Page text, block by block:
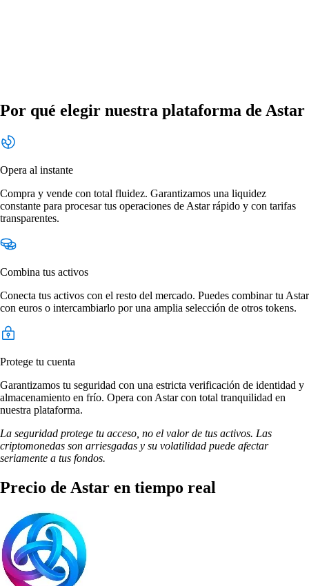
Por qué elegir nuestra plataforma de Astar
Opera al instante
Compra y vende con total fluidez. Garantizamos una liquidez
constante para procesar tus operaciones de Astar rápido y con tarifas
transparentes.
Combina tus activos
Conecta tus activos con el resto del mercado. Puedes combinar tu Astar
con euros o intercambiarlo por una amplia selección de otros tokens.
Protege tu cuenta
Garantizamos tu seguridad con una estricta verificación de identidad y
almacenamiento en frío. Opera con Astar con total tranquilidad en
nuestra plataforma.
La seguridad protege tu acceso, no el valor de tus activos. Las
criptomonedas son arriesgadas y su volatilidad puede afectar
seriamente a tus fondos.
Precio de Astar en tiempo real